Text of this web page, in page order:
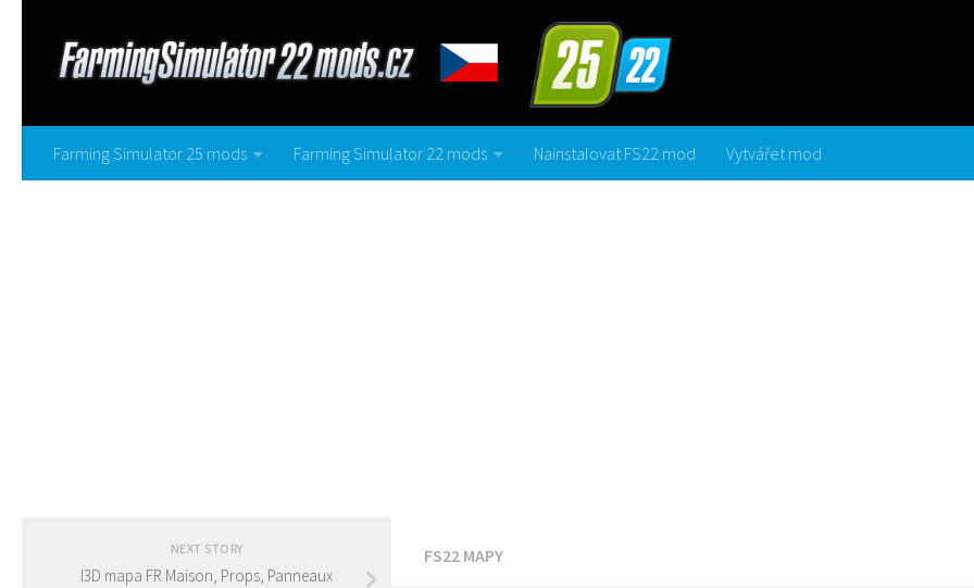
Farming Simulator 25 mods Farming Simulator 22 mods Nainstalovat FS22 mod Vytvářet mod
FS22 MAPY
NEXT STORY
I3D mapa FR Maison, Props, Panneaux